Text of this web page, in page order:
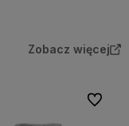
Zobacz więcej
Do